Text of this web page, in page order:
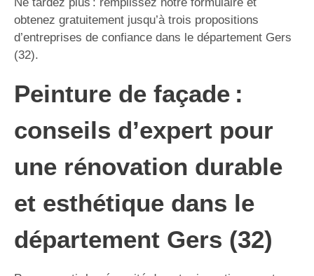
obtenez gratuitement jusqu’à trois propositions
d’entreprises de confiance dans le département Gers
(32).
Peinture de façade :
conseils d’expert pour
une rénovation durable
et esthétique dans le
département Gers (32)